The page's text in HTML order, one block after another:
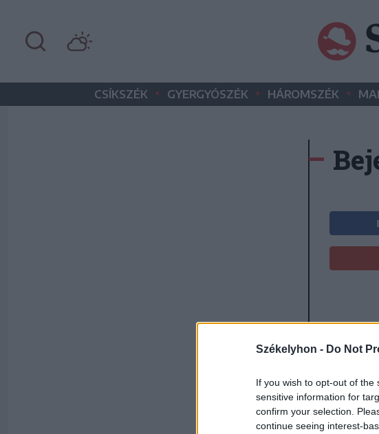
Székelyhon - Do Not
If you wish to opt-out of
sensitive information for
confirm your selection.
continue seeing interest-
CSÍKSZÉK • GYERGYÓSZÉK • HÁROMSZÉK •
E-mail-
Jelszó